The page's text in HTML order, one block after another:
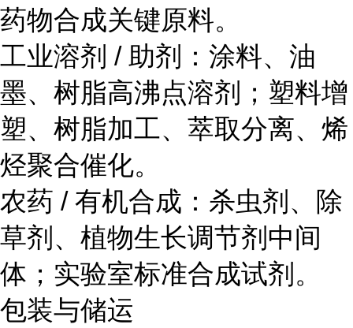
药物合成关键原料。
工业溶剂 / 助剂：涂料、油
墨、树脂高沸点溶剂；塑料增
塑、树脂加工、萃取分离、烯
烃聚合催化。
农药 / 有机合成：杀虫剂、除
草剂、植物生长调节剂中间
体；实验室标准合成试剂。
包装与储运